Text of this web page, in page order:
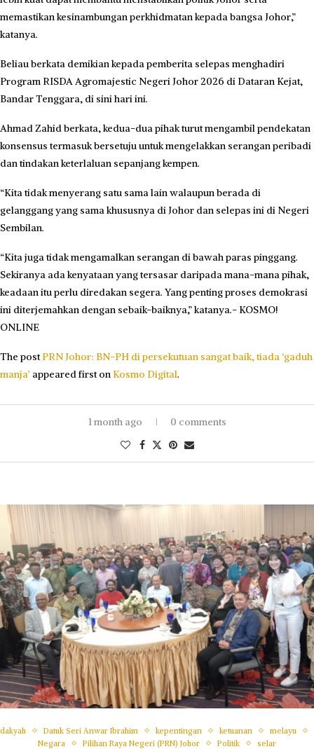
memastikan kesinambungan perkhidmatan kepada bangsa Johor,”
katanya.
Beliau berkata demikian kepada pemberita selepas menghadiri
Program RISDA Agromajestic Negeri Johor 2026 di Dataran Kejat,
Bandar Tenggara, di sini hari ini.
Ahmad Zahid berkata, kedua-dua pihak turut mengambil pendekatan
konsensus termasuk bersetuju untuk mengelakkan serangan peribadi
dan tindakan keterlaluan sepanjang kempen.
“Kita tidak menyerang satu sama lain walaupun berada di
gelanggang yang sama khususnya di Johor dan selepas ini di Negeri
Sembilan.
“Kita juga tidak mengamalkan serangan di bawah paras pinggang.
Sekiranya ada kenyataan yang tersasar daripada mana-mana pihak,
keadaan itu perlu diredakan segera. Yang penting proses demokrasi
ini diterjemahkan dengan sebaik-baiknya,” katanya.- KOSMO!
ONLINE
The postPRN Johor: BN-PH di persekutuan sangat baik, tiada ‘gaduh
manja’ appeared first on Kosmo Digital.
1 month ago 0 comments
dakyah Datuk Seri Anwar Ibrahim kepentingan ketuanan
melayu
Negara
Pilihan Raya Negeri (PRN) Johor Politik selar